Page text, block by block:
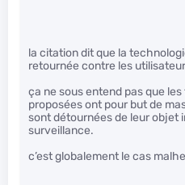
la citation dit que la
retournée contre les
ça ne sous entend pas que
proposées ont pour but de
sont détournées de leur objet
surveillance.
c’est globalement le cas